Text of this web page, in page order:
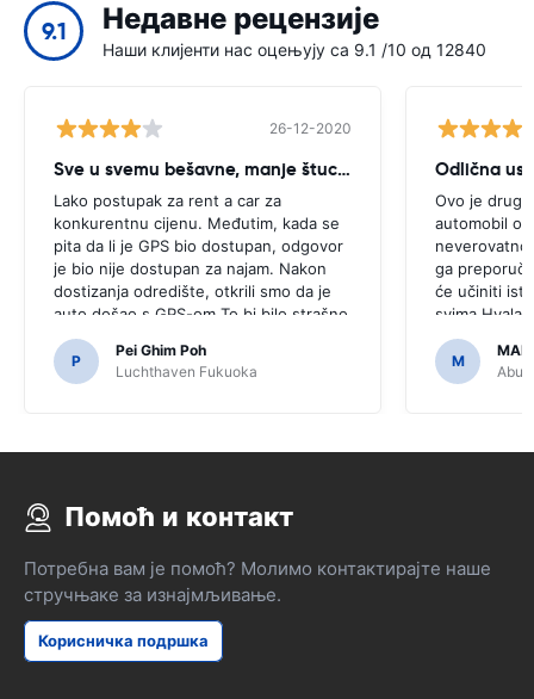
9.1 Недавне рецензије
Наши клијенти нас оцењују са 9.1 /10 од 12840
26-12-2020
Sve u svemu bešavne, manje štucanje
Lako postupak za rent a car za
konkurentnu cijenu. Međutim, kada se
pita da li je GPS bio dostupan, odgovor
je bio nije dostupan za najam. Nakon
dostizanja odredište, otkrili smo da je
auto došao s GPS-om.To bi bilo strašno
da smo odlučili kupiti GPS kao što je
bilo potrebno za navigaciju japanski
puteva.
P
Pei Ghim Poh
Luchthaven Fukuoka
Odlična
Ovo je drugi
automobil
ga
će učiniti
svima.Hvala
jednostavan.
M
Abu
Помоћ и контакт
Потребна вам је помоћ? Молимо контактирајте наше
стручњаке за изнајмљивање.
Корисничка подршка